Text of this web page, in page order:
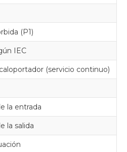
(P1)
IEC
(servicio continuo)
la entrada
la salida